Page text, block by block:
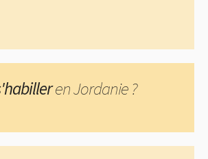
en Jordanie ?